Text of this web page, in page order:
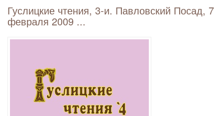
Гуслицкие чтения, 3-и. Павловский Посад, 7
февраля 2009 ...